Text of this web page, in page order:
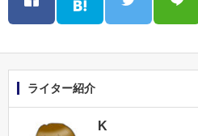
ライター紹介
K